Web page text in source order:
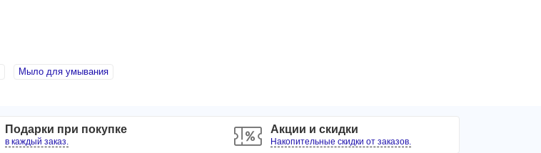
Мыло для умывания
Подарки при покупке
в каждый заказ.
Акции и скидки
Накопительные скидки от заказов.